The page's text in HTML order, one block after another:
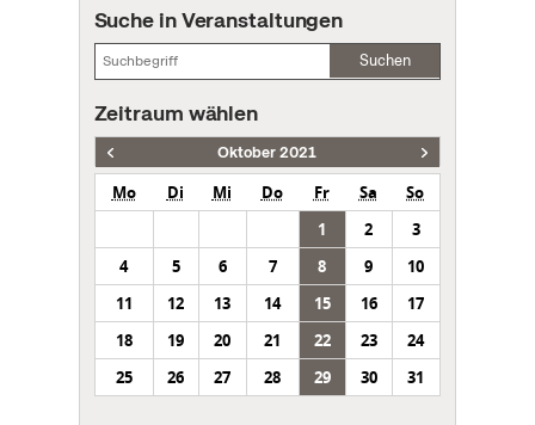
Suche in Veranstaltungen
Suchen
Zeitraum wählen
Oktober 2021
Mo Di Mi Do Fr Sa
So
1
2
3
4
5 6 7 8 9
10
11
12 13 14 15 16
17
18
19 20 21 22 23
24
25
26 27 28 29 30 31